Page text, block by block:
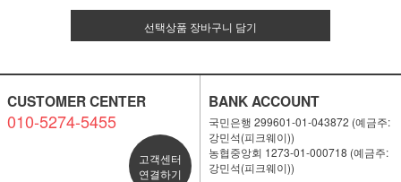
선택상품 장바구니 담기
CUSTOMER CENTER
010-5274-5455
고객센터
연결하기
BANK ACCOUNT
국민은행 299601-01-043872 (예금주:
강민석(피크웨이))
농협중앙회 1273-01-000718 (예금주:
강민석(피크웨이))